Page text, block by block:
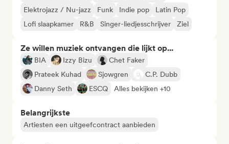
Elektrojazz / Nu-jazz
Funk Indie pop
Latin Pop
Lofi slaapkamer
R&B Singer-liedjesschrijver Ziel
Ze willen muziek ontvangen die lijkt op...
BIA Izzy Bizu
Chet Faker
Prateek Kuhad
Sjowgren
C.P. Dubb
Danny Seth
ESCQ Alles bekijken +10
Belangrijkste
Artiesten een uitgeefcontract aanbieden